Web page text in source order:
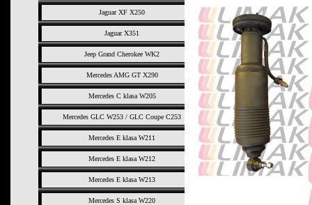
Jaguar XF X250
Jaguar X351
Jeep Grand Cherokee WK2
Mercedes AMG GT X290
Mercedes C klasa W205
Mercedes GLC W253 / GLC Coupe C253
Mercedes E klasa W211
Mercedes E klasa W212
Mercedes E klasa W213
Mercedes S klasa W220